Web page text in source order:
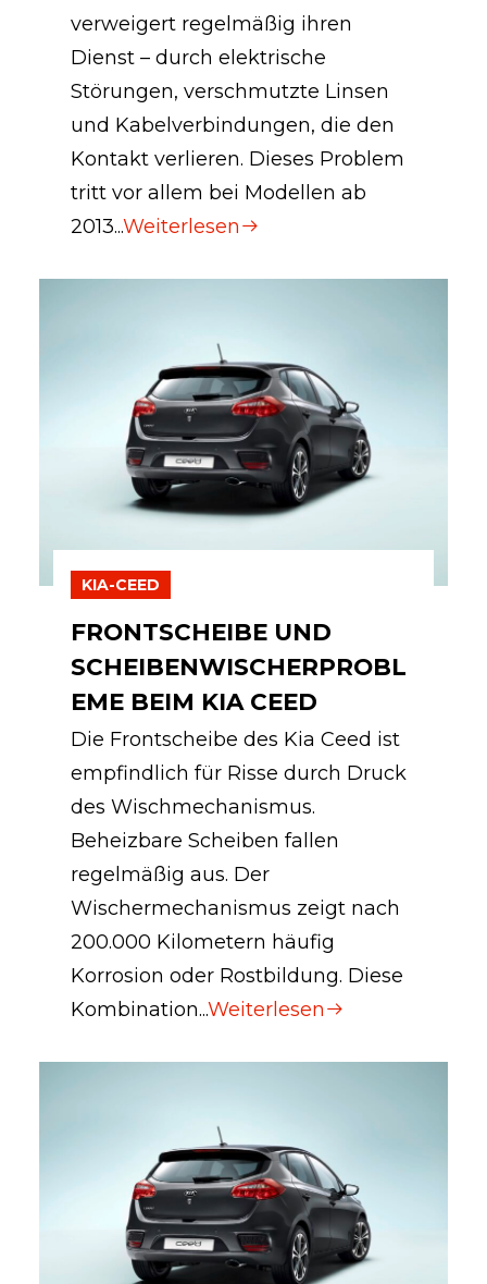
verweigert regelmäßig ihren
Dienst – durch elektrische
Störungen, verschmutzte Linsen
und Kabelverbindungen, die den
Kontakt verlieren. Dieses Problem
tritt vor allem bei Modellen ab
2013...Weiterlesen
KIA-CEED
FRONTSCHEIBE UND
SCHEIBENWISCHERPROBL
EME BEIM KIA CEED
Die Frontscheibe des Kia Ceed ist
empfindlich für Risse durch Druck
des Wischmechanismus.
Beheizbare Scheiben fallen
regelmäßig aus. Der
Wischermechanismus zeigt nach
200.000 Kilometern häufig
Korrosion oder Rostbildung. Diese
Kombination...Weiterlesen